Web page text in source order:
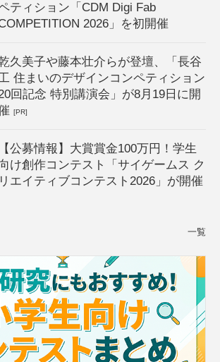
ティション「CDM Digi Fab
2026」を初開催
久美子や藤本壮介らが登壇、「長谷
住まいのデザインコンペティション
回記念 特別講演会」が8月19日に開
[PR]
【公募情報】大賞賞金100万円！学生
け創作コンテスト「サイゲームス ク
リエイティブコンテスト2026」が開催
一覧